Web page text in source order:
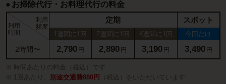
お掃除代行・お料理代行の料金
利用
時間
利用
頻度
定期 スポット
1週間に1回 2週間に1回 4週間に1回 今回だけ
2時間〜 2,790 円 2,890 円 3,190 円 3,490 円
時間あたりの料金（税込）です
1回あたり、
別途交通費880円 （税込）をいただいています